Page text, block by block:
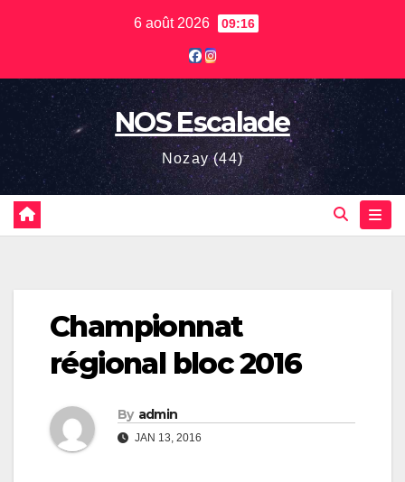
6 août 2026 09:16
NOS Escalade
Nozay (44)
Championnat
régional bloc 2016
By admin
JAN 13, 2016